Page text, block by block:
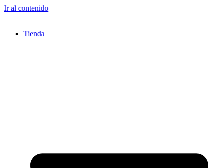
Ir al contenido
Tienda